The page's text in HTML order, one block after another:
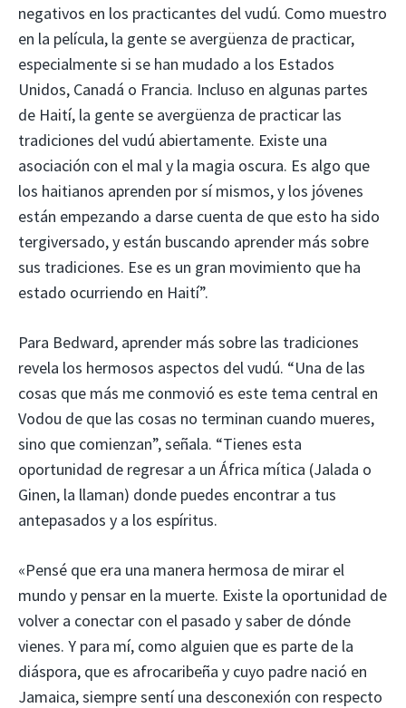
negativos en los practicantes del vudú. Como muestro
en la película, la gente se avergüenza de practicar,
especialmente si se han mudado a los Estados
Unidos, Canadá o Francia. Incluso en algunas partes
de Haití, la gente se avergüenza de practicar las
tradiciones del vudú abiertamente. Existe una
asociación con el mal y la magia oscura. Es algo que
los haitianos aprenden por sí mismos, y los jóvenes
están empezando a darse cuenta de que esto ha sido
tergiversado, y están buscando aprender más sobre
sus tradiciones. Ese es un gran movimiento que ha
estado ocurriendo en Haití”.
Para Bedward, aprender más sobre las tradiciones
revela los hermosos aspectos del vudú. “Una de las
cosas que más me conmovió es este tema central en
Vodou de que las cosas no terminan cuando mueres,
sino que comienzan”, señala. “Tienes esta
oportunidad de regresar a un África mítica (Jalada o
Ginen, la llaman) donde puedes encontrar a tus
antepasados ​​y a los espíritus.
«Pensé que era una manera hermosa de mirar el
mundo y pensar en la muerte. Existe la oportunidad de
volver a conectar con el pasado y saber de dónde
vienes. Y para mí, como alguien que es parte de la
diáspora, que es afrocaribeña y cuyo padre nació en
Jamaica, siempre sentí una desconexión con respecto